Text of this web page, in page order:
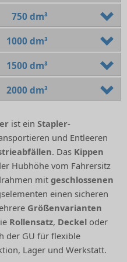
750 dm³
1000 dm³
1500 dm³
2000 dm³
ist einStapler-
und Entleeren
. Das Kippen
Hubhöhe vom Fahrersitz
mitgeschlossenen
einen sicheren
Größenvarianten
Rollensatz, Deckel oder
der GU für flexible
Lager und Werkstatt.